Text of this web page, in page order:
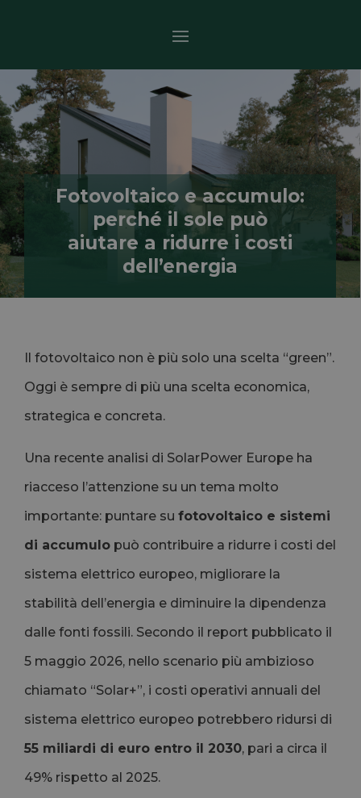
Fotovoltaico e accumulo:
perché il sole può
aiutare a ridurre i costi
dell’energia
Il fotovoltaico non è più solo una scelta “green”.
Oggi è sempre di più una scelta economica,
strategica e concreta.
Una recente analisi di SolarPower Europe ha
riacceso l’attenzione su un tema molto
importante: puntare su fotovoltaico e sistemi
di accumulo può contribuire a ridurre i costi del
sistema elettrico europeo, migliorare la
stabilità dell’energia e diminuire la dipendenza
dalle fonti fossili. Secondo il report pubblicato il
5 maggio 2026, nello scenario più ambizioso
chiamato “Solar+”, i costi operativi annuali del
sistema elettrico europeo potrebbero ridursi di
55 miliardi di euro entro il 2030, pari a circa il
49% rispetto al 2025.